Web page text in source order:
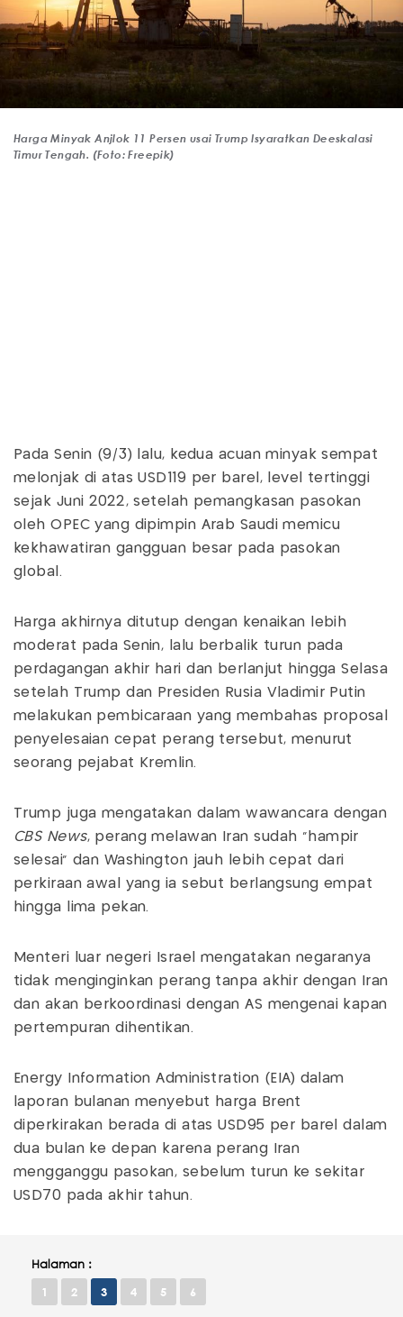
Harga Minyak Anjlok 11 Persen usai Trump Isyaratkan Deeskalasi
Timur Tengah. (Foto: Freepik)
Pada Senin (9/3) lalu, kedua acuan minyak sempat
melonjak di atas USD119 per barel, level tertinggi
sejak Juni 2022, setelah pemangkasan pasokan
oleh OPEC yang dipimpin Arab Saudi memicu
kekhawatiran gangguan besar pada pasokan
global.
Harga akhirnya ditutup dengan kenaikan lebih
moderat pada Senin, lalu berbalik turun pada
perdagangan akhir hari dan berlanjut hingga Selasa
setelah Trump dan Presiden Rusia Vladimir Putin
melakukan pembicaraan yang membahas proposal
penyelesaian cepat perang tersebut, menurut
seorang pejabat Kremlin.
Trump juga mengatakan dalam wawancara dengan
CBS News, perang melawan Iran sudah “hampir
selesai” dan Washington jauh lebih cepat dari
perkiraan awal yang ia sebut berlangsung empat
hingga lima pekan.
Menteri luar negeri Israel mengatakan negaranya
tidak menginginkan perang tanpa akhir dengan Iran
dan akan berkoordinasi dengan AS mengenai kapan
pertempuran dihentikan.
Energy Information Administration (EIA) dalam
laporan bulanan menyebut harga Brent
diperkirakan berada di atas USD95 per barel dalam
dua bulan ke depan karena perang Iran
mengganggu pasokan, sebelum turun ke sekitar
USD70 pada akhir tahun.
Halaman :
1 2 3 4 5 6